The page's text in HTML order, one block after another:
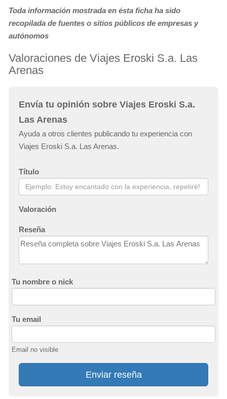
Toda información mostrada en ésta ficha ha sido
recopilada de fuentes o sitios públicos de empresas y
autónomos
Valoraciones de Viajes Eroski S.a. Las
Arenas
Envía tu opinión sobre Viajes Eroski S.a.
Las Arenas
Ayuda a otros clientes publicando tu experiencia con
Viajes Eroski S.a. Las Arenas.
Título
Valoración
Reseña
Tu nombre o nick
Tu email
Email no visible
Enviar reseña